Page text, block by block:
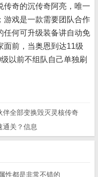
传奇的沉传奇阿亮，唯一
游戏是一款需要团队合作
任何可升级装备讲自动免
面前，当奥恩到达11级
以前不组队自己单独刷
伴全部变换毁灭灵核传奇
通关？信息
性都是非常不错的